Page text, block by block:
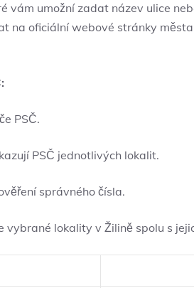
vám umožní zadat název ulice
na oficiální webové stránky
PSČ.
PSČ jednotlivých lokalit.
správného čísla.
lokality v Žilině spolu s